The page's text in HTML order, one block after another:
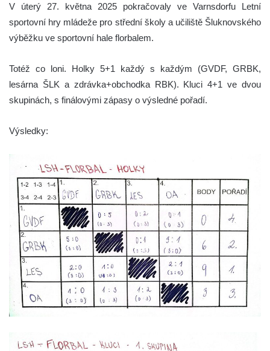
V úterý 27. května 2025 pokračovaly ve Varnsdorfu Letní
sportovní hry mládeže pro střední školy a učiliště Šluknovského
výběžku ve sportovní hale florbalem.
Totéž co loni. Holky 5+1 každý s každým (GVDF, GRBK,
lesárna ŠLK a zdrávka+obchodka RBK). Kluci 4+1 ve dvou
skupinách, s finálovými zápasy o výsledné pořadí.
Výsledky: